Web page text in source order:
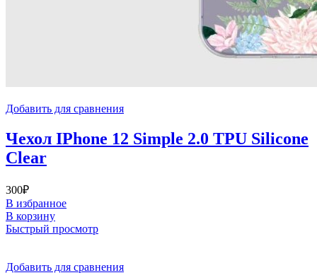
Добавить для сравнения
Чехол IPhone 12 Simple 2.0 TPU Silicone
Clear
300₽
В избранное
В корзину
Быстрый просмотр
Добавить для сравнения